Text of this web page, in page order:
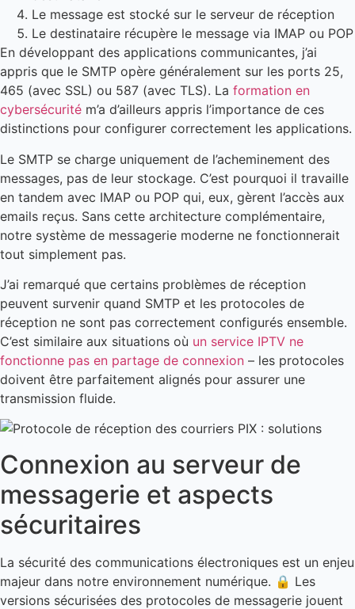
Le message est stocké sur le serveur de réception
Le destinataire récupère le message via IMAP ou POP
En développant des applications communicantes, j’ai
appris que le SMTP opère généralement sur les ports 25,
465 (avec SSL) ou 587 (avec TLS). La formation en
cybersécurité m’a d’ailleurs appris l’importance de ces
distinctions pour configurer correctement les applications.
Le SMTP se charge uniquement de l’acheminement des
messages, pas de leur stockage. C’est pourquoi il travaille
en tandem avec IMAP ou POP qui, eux, gèrent l’accès aux
emails reçus. Sans cette architecture complémentaire,
notre système de messagerie moderne ne fonctionnerait
tout simplement pas.
J’ai remarqué que certains problèmes de réception
peuvent survenir quand SMTP et les protocoles de
réception ne sont pas correctement configurés ensemble.
C’est similaire aux situations où un service IPTV ne
fonctionne pas en partage de connexion – les protocoles
doivent être parfaitement alignés pour assurer une
transmission fluide.
Connexion au serveur de
messagerie et aspects
sécuritaires
La sécurité des communications électroniques est un enjeu
majeur dans notre environnement numérique. 🔒 Les
versions sécurisées des protocoles de messagerie jouent